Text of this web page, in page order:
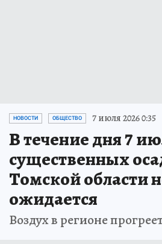
НОВОСТИ ОБЩЕСТВО 7 июля 2026 0:35
В течение дня 7
существенных
Томской области
ожидается
Воздух в регионе